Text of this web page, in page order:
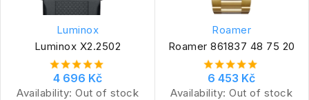
Luminox
Luminox X2.2502
4 696 Kč
Availability: Out of stock
Roamer
Roamer 861837 48 75 20
6 453 Kč
Availability: Out of stock